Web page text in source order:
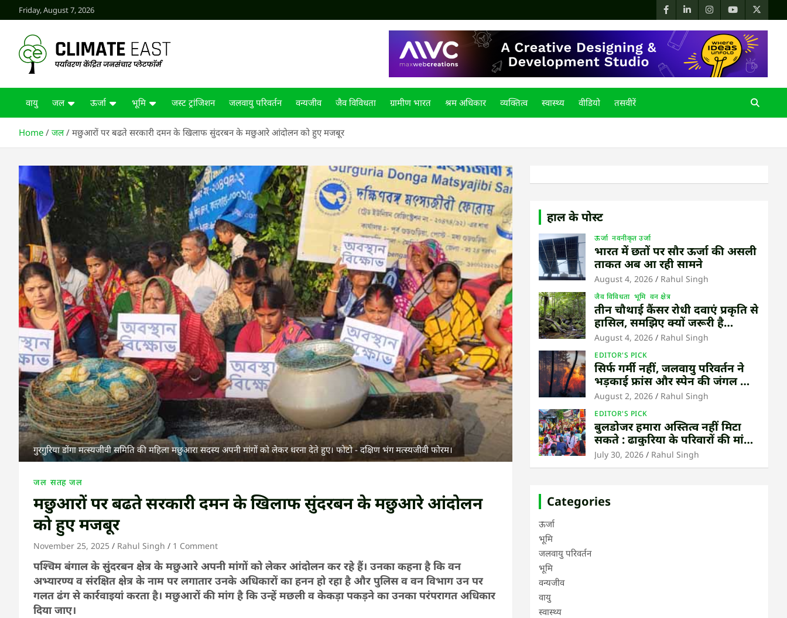
to
Friday, August 7, 2026
CLIMATE EAST
वायु जल ऊर्जा भूमि जस्ट ट्रांजिशन जलवायु परिवर्तन वन्यजीव जैव विविधता ग्रामीण भारत श्रम अधिकार व्यक्तित्व स्वास्थ्य वीडियो तसवीरें
Home जल मछुआरों पर बढते सरकारी दमन के खिलाफ सुंदरबन के मछुआरे आंदोलन को हुए मजबूर
गुरगुरिया डोंगा मत्स्यजीवी समिति की महिला मछुआरा सदस्य अपनी मांगों को लेकर धरना देते हुए। फोटो - दक्षिण भंग मत्स्यजीवी फोरम।
जल सतह जल
मछुआरों पर बढते सरकारी दमन के खिलाफ सुंदरबन के मछुआरे आंदोलन
को हुए मजबूर
November 25, 2025 Rahul Singh 1 Comment
पश्चिम बंगाल के सुुंदरबन क्षेत्र के मछुआरे अपनी मांगों को लेकर आंदोलन कर रहे हैं। उनका कहना है कि वन
अभ्यारण्य व संरक्षित क्षेत्र के नाम पर लगातार उनके अधिकारों का हनन हो रहा है और पुलिस व वन विभाग उन पर
गलत ढंग से कार्रवाइयां करता है। मछुआरों की मांग है कि उन्हें मछली व केकड़ा पकड़ने का उनका परंपरागत अधिकार
दिया जाए।
हाल के पोस्ट
ऊर्जा नवनीकृत उर्जा
भारत में छतों पर सौर ऊर्जा की असली
ताकत अब आ रही सामने
August 4, 2026 Rahul Singh
जैव विविधता भूमि वन क्षेत्र
तीन चौथाई कैंसर रोधी दवाएं प्रकृति से
हासिल, समझिए क्यों जरूरी है
उष्णकटिबंधीय जंगल बचाना
August 4, 2026 Rahul Singh
EDITOR'S PICK
सिर्फ गर्मी नहीं, जलवायु परिवर्तन ने
भड़काई फ्रांस और स्पेन की जंगल की
आग
August 2, 2026 Rahul Singh
EDITOR'S PICK
बुलडोजर हमारा अस्तित्व नहीं मिटा
सकते : ढाकुरिया के परिवारों की मांग
– पुनर्वास हो, बेदखली नहीं
July 30, 2026 Rahul Singh
Categories
ऊर्जा
भूमि
जलवायु परिवर्तन
भूमि
वन्यजीव
वायु
स्वास्थ्य